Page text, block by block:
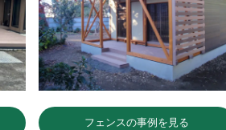
フェンスの事例を見る